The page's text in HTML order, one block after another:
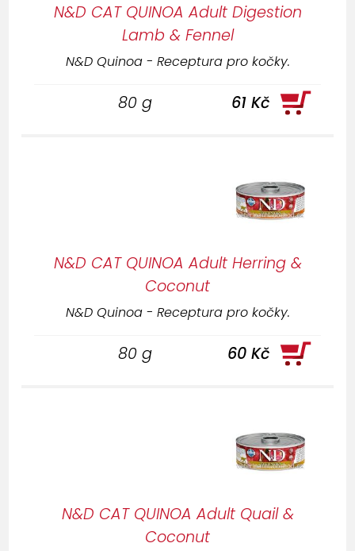
N&D CAT QUINOA Adult Digestion
Lamb & Fennel
N&D Quinoa - Receptura pro kočky.
80 g 61 Kč
N&D CAT QUINOA Adult Herring &
Coconut
N&D Quinoa - Receptura pro kočky.
80 g 60 Kč
N&D CAT QUINOA Adult Quail &
Coconut